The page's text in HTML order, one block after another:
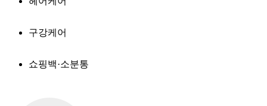
구강케어
쇼핑백·소분통